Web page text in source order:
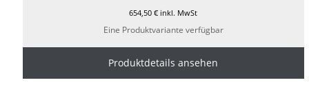
654,50€ inkl. MwSt
Eine Produktvariante verfügbar
Produktdetails ansehen